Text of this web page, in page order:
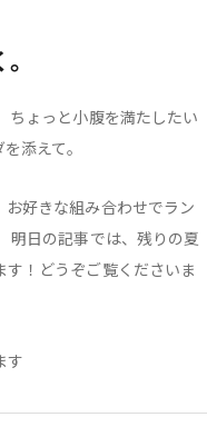
ちょっと小腹を満たしたい
添えて。
好きな組み合わせでラン
明日の記事では、残りの夏
！どうぞご覧くださいま
す